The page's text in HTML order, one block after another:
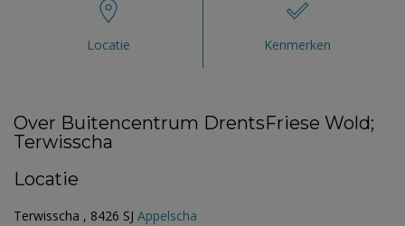
Locatie Kenmerken
Over Buitencentrum DrentsFriese Wold;
Terwisscha
Locatie
Terwisscha , 8426 SJ Appelscha